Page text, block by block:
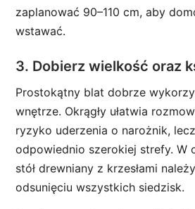
zaplanować 90–110 cm, aby
wstawać.
3. Dobierz wielkość oraz
Prostokątny blat dobrze
wnętrze. Okrągły ułatwia
ryzyko uderzenia o narożnik,
odpowiednio szerokiej strefy. W
stół drewniany z krzesłami
odsunięciu wszystkich siedzisk.